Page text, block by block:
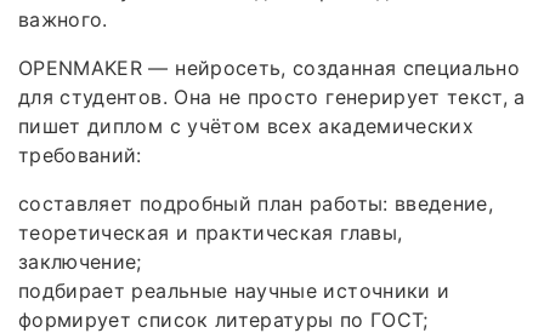
важного.
OPENMAKER — нейросеть, созданная специально
для студентов. Она не просто генерирует текст, а
пишет диплом с учётом всех академических
требований:
составляет подробный план работы: введение,
теоретическая и практическая главы,
заключение;
подбирает реальные научные источники и
формирует список литературы по ГОСТ;